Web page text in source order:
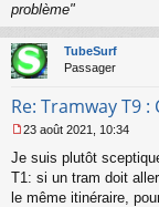
problème"
TubeSurf
Passager
Re: Tramway T9
e
s
s
23 août 2021, 10:34
Je suis plutôt
T1: si un tram doit
le même itinéraire,